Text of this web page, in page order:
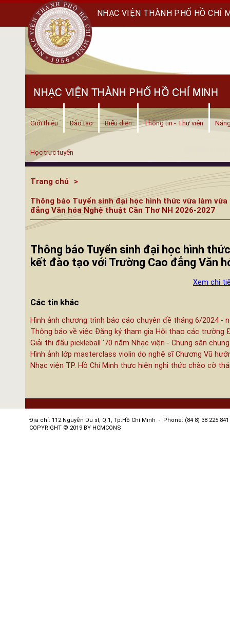
NHẠC VIỆN THÀNH PHỐ HỒ CHÍ
Giới thiệu Đào tạo Biểu diễn Thông tin - Thư viện
Học trực tuyến
Trang chủ
Thông báo Tuyển sinh đại học hình thức vừa làm
đẳng Văn hóa Nghệ thuật Cần Thơ NH 2026-2027
Thông báo Tuyển sinh đại học hình
kết đào tạo với Trường Cao đẳng Văn
Xem chi
Các tin khác
Hình ảnh chương trình báo cáo chuyên đề tháng 6/2024 -
Thông báo về việc Đăng ký tham gia Hội thao các trường
Giải thi đấu pickleball '70 năm Nhạc viện - Chung sân
Hình ảnh lớp masterclass violin do nghệ sĩ Chương Vũ
Nhạc viện TP. Hồ Chí Minh thực hiện nghi thức chào cờ
Địa chỉ: 112 Nguyễn Du st, Q.1, Tp.Hồ Chí Minh - Phone: (84 8) 38 225
COPYRIGHT © 2019 BY HCMCONS